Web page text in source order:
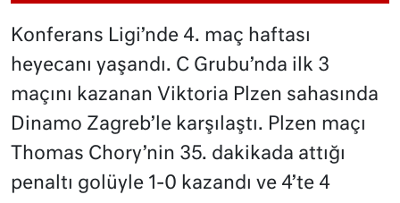
Konferans Ligi’nde 4. maç haftası
heyecanı yaşandı. C Grubu’nda ilk 3
maçını kazanan Viktoria Plzen sahasında
Dinamo Zagreb’le karşılaştı. Plzen maçı
Thomas Chory’nin 35. dakikada attığı
penaltı golüyle 1-0 kazandı ve 4’te 4